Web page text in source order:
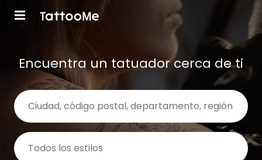
Encuentra un tatuador cerca de ti